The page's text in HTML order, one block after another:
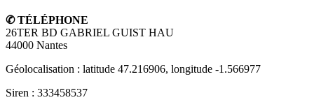
✆ TÉLÉPHONE
26TER BD GABRIEL GUIST HAU
44000 Nantes
Géolocalisation : latitude 47.216906, longitude -1.566977
Siren : 333458537